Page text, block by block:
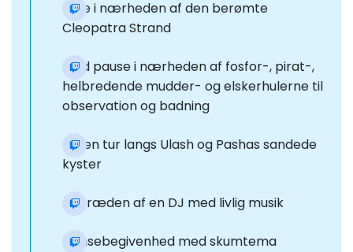
Rute i nærheden af den berømte
Cleopatra Strand
Hold pause i nærheden af fosfor-, pirat-,
helbredende mudder- og elskerhulerne til
observation og badning
Gå en tur langs Ulash og Pashas sandede
kyster
Optræden af en DJ med livlig musik
Dansebegivenhed med skumtema